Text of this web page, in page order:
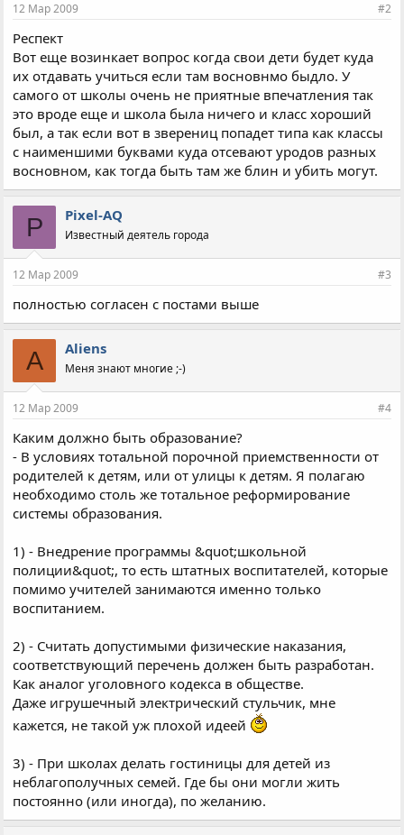
12 Мар 2009 #2
Респект
Вот еще возинкает вопрос когда свои дети будет куда
их отдавать учиться если там восновнмо быдло. У
самого от школы очень не приятные впечатления так
это вроде еще и школа была ничего и класс хороший
был, а так если вот в зверениц попадет типа как классы
с наименшими буквами куда отсевают уродов разных
восновном, как тогда быть там же блин и убить могут.
P Pixel-AQ
Известный деятель города
12 Мар 2009 #3
полностью согласен с постами выше
A Aliens
Меня знают многие ;-)
12 Мар 2009 #4
Каким должно быть образование?
- В условиях тотальной порочной приемственности от
родителей к детям, или от улицы к детям. Я полагаю
необходимо столь же тотальное реформирование
системы образования.
1) - Внедрение программы &quot;школьной
полиции&quot;, то есть штатных воспитателей, которые
помимо учителей занимаются именно только
воспитанием.
2) - Считать допустимыми физические наказания,
соответствующий перечень должен быть разработан.
Как аналог уголовного кодекса в обществе.
Даже игрушечный электрический стульчик, мне
кажется, не такой уж плохой идеей
3) - При школах делать гостиницы для детей из
неблагополучных семей. Где бы они могли жить
постоянно (или иногда), по желанию.